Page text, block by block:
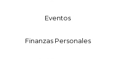
Eventos
Finanzas Personales